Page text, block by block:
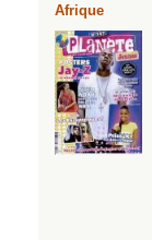
Afrique